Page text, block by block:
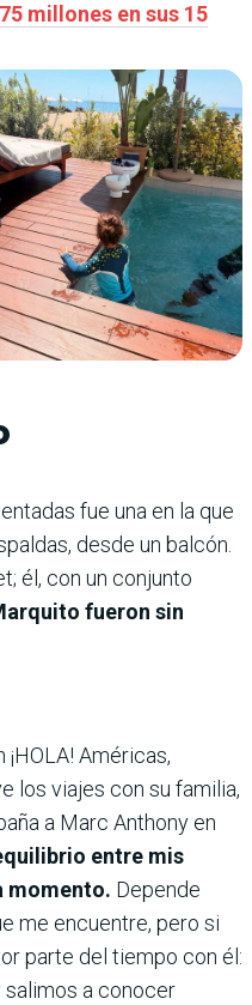
millones en sus 15
fue una en la que
desde un balcón.
él, con un conjunto
fueron sin
Américas,
los viajes con su familia,
a Marc Anthony en
entre mis
momento. Depende
me encuentre, pero si
parte del tiempo con él:
a conocer